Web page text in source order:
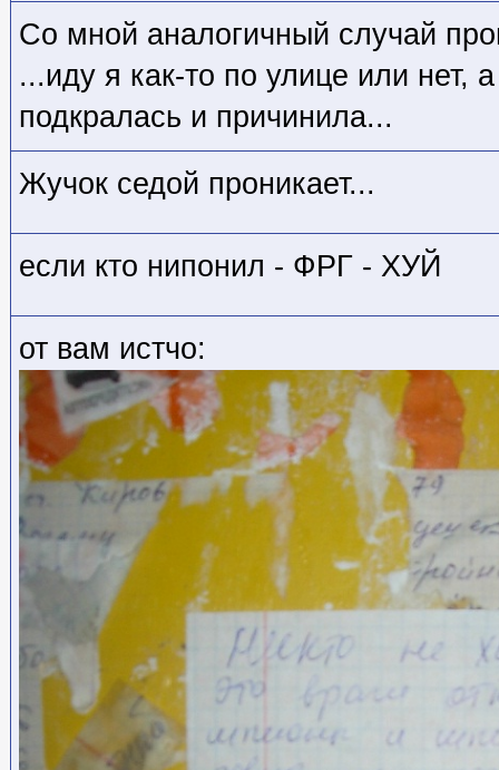
Со мной аналогичный случай
...иду я как-то по улице или нет,
подкралась и причинила...
Жучок седой проникает...
если кто нипонил - ФРГ - ХУЙ
от вам истчо: